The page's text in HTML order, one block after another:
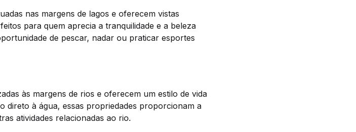
nas margens de lagos e oferecem vistas
para quem aprecia a tranquilidade e a beleza
de pescar, nadar ou praticar esportes
às margens de rios e oferecem um estilo de vida
direto à água, essas propriedades proporcionam a
atividades relacionadas ao rio.